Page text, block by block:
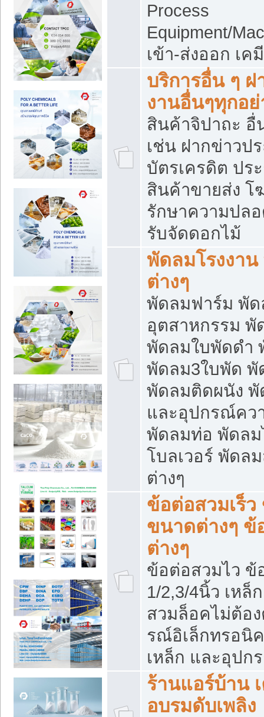
Process
Equipment/
เข้า-ส่งออก เ
บริการอื่น ๆ
งานอื่นๆทุกอ
สินค้าจิปาถะ อื่
เช่น ฝากข่าวป
บัตรเครดิต ปร
สินค้าขายส่ง
รักษาความปล
รับจัดดอกไม้
พัดลมโรงงา
ต่างๆ
พัดลมฟาร์ม พัด
อุตสาหกรรม
พัดลมใบพัดดำ
พัดลม3ใบพัด พั
พัดลมติดผนัง
และอุปกรณ์คว
พัดลมท่อ พัดลม
โบลเวอร์ พัดล
ต่างๆ
ข้อต่อสวมเร็
ขนาดต่างๆ ข้
ต่างๆ
ข้อต่อสวมไว ข้
1/2,3/4นิ้ว เหล็
สวมล็อคไม่ต้อ
รณ์อิเล็กทรอนิ
เหล็ก และอุปก
ร้านแอร์บ้าน
อบรมดับเพลิง